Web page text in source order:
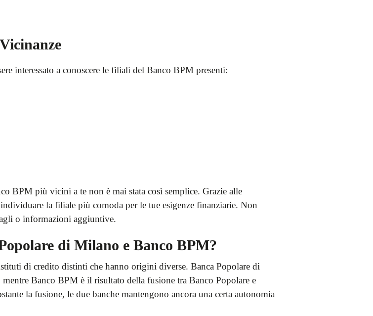
interessato a conoscere le filiali del Banco BPM presenti:
BPM più vicini a te non è mai stata così semplice. Grazie alle
la filiale più comoda per le tue esigenze finanziarie. Non
o informazioni aggiuntive.
di Milano e Banco BPM?
di credito distinti che hanno origini diverse. Banca Popolare di
Banco BPM è il risultato della fusione tra Banco Popolare e
la fusione, le due banche mantengono ancora una certa autonomia